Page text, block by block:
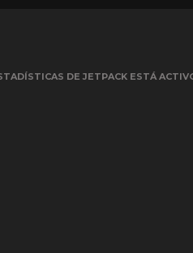
DE JETPACK ESTÁ